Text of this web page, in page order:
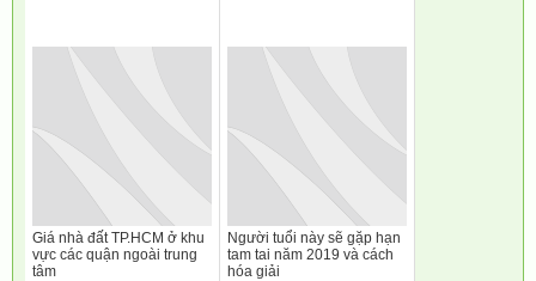
Giá nhà đất TP.HCM ở khu
vực các quận ngoài trung
tâm
Người tuổi này sẽ gặp hạn
tam tai năm 2019 và cách
hóa giải